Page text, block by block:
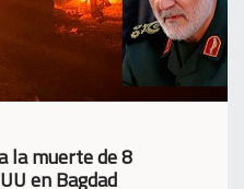
la muerte de 8
en Bagdad